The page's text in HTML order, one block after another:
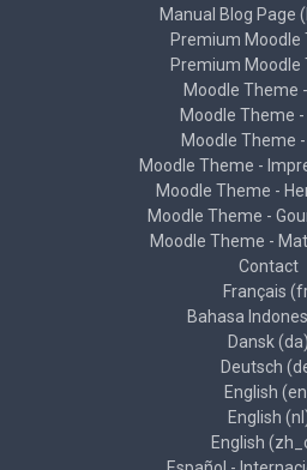
Manual Blog Page
Premium Moodle
Premium Moodle
Moodle Theme
Moodle Theme
Moodle Theme
Moodle Theme -
Moodle Theme -
Moodle Theme -
Moodle Theme -
Contact
Français
Bahasa
Dansk ‎(da)‎
Deutsch
English
English
English